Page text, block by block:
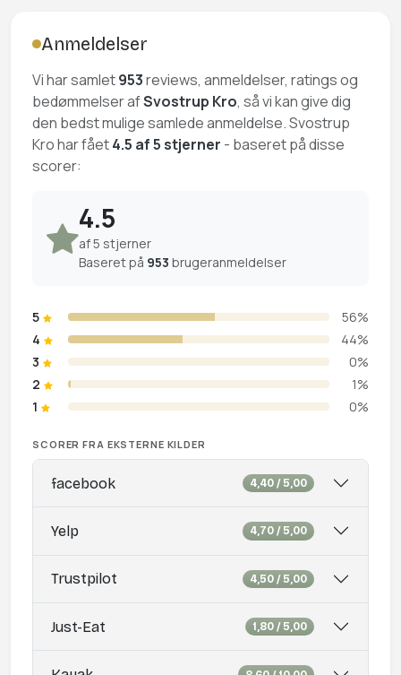
Anmeldelser
Vi har samlet953reviews, anmeldelser, ratings og
bedømmelser afSvostrup Kro, så vi kan give dig
den bedst mulige samlede anmeldelse. Svostrup
Kro har fået4.5 af 5 stjerner - baseret på disse
scorer:
4.5
af 5 stjerner
Baseret på 953 brugeranmeldelser
5
56%
4
44%
3
0%
2
1%
1
0%
SCORER FRA EKSTERNE KILDER
facebook 4,40 / 5,00
Yelp 4,70 / 5,00
Trustpilot 4,50 / 5,00
Just-Eat 1,80 / 5,00